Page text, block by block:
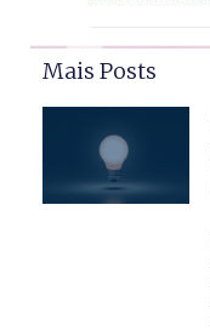
Mais Posts